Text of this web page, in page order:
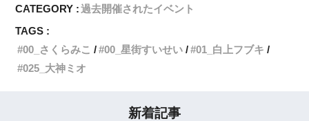
CATEGORY :過去開催されたイベント
TAGS :
00_さくらみこ
00_星街すいせい
01_白上フブキ
025_大神ミオ
新着記事